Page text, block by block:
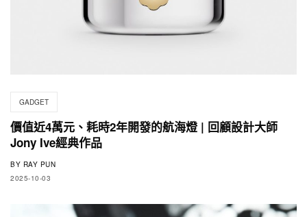
GADGET
價值近4萬元、耗時2年開發的航海燈 | 回顧設計大師
Jony Ive經典作品
BY RAY PUN
2025-10-03